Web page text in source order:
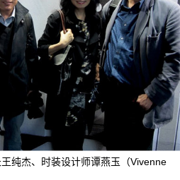
纯杰、时装设计师谭燕玉（Vivenne